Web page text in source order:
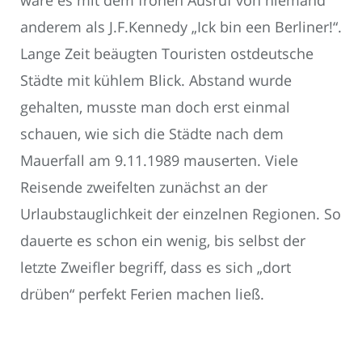
anderem als J.F.Kennedy „Ick bin een Berliner!“.
Lange Zeit beäugten Touristen ostdeutsche
Städte mit kühlem Blick. Abstand wurde
gehalten, musste man doch erst einmal
schauen, wie sich die Städte nach dem
Mauerfall am 9.11.1989 mauserten. Viele
Reisende zweifelten zunächst an der
Urlaubstauglichkeit der einzelnen Regionen. So
dauerte es schon ein wenig, bis selbst der
letzte Zweifler begriff, dass es sich „dort
drüben“ perfekt Ferien machen ließ.